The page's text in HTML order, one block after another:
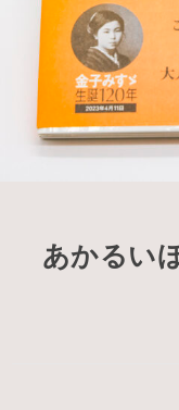
あかるい